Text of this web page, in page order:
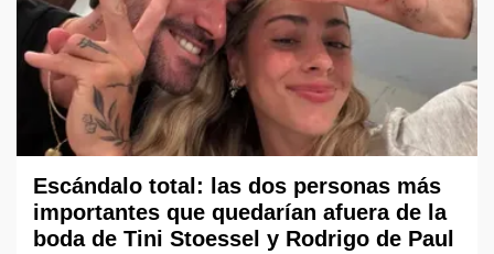
Escándalo total: las dos personas más
importantes que quedarían afuera de la
boda de Tini Stoessel y Rodrigo de Paul